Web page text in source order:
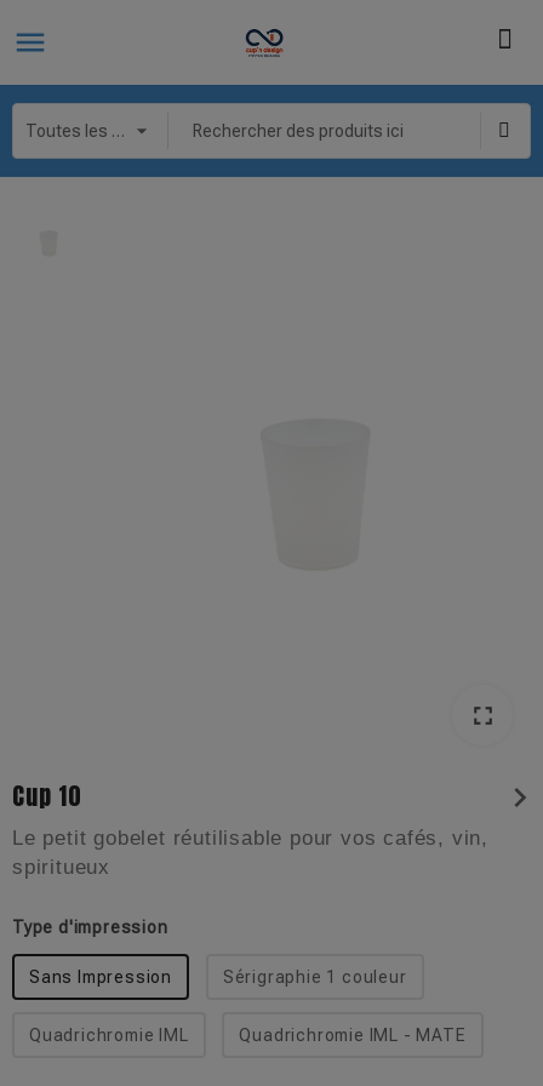
fullscreen
Cup 10 chevron_right
Le petit gobelet réutilisable pour vos cafés, vin,
spiritueux
Type d'impression
Sans Impression Sérigraphie 1 couleur
Quadrichromie IML Quadrichromie IML - MATE